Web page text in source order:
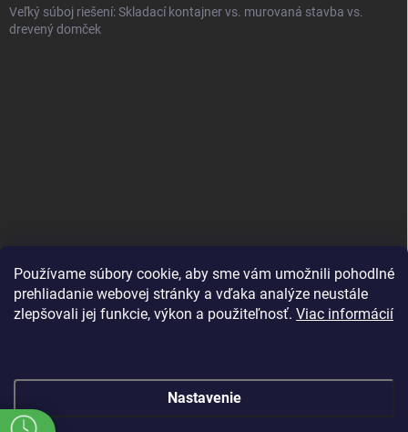
Používame súbory cookie, aby sme vám umožnili pohodlné
prehliadanie webovej stránky a vďaka analýze neustále
zlepšovali jej funkcie, výkon a použiteľnosť. Viac informácií
Nastavenie
Veľký súboj riešení: Skladací kontajner vs. murovaná stavba vs.
drevený domček